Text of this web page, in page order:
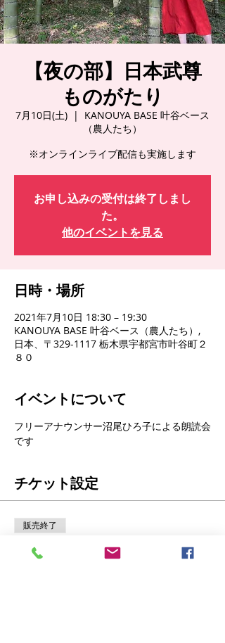
【夜の部】日本武尊
ものがたり
7月10日(土)
  |
KANOUYA BASE 叶谷ベース
（農人たち）
※オンラインライブ配信も実施します
お申し込みの受付は終了しまし
た。
他のイベントを見る
日時・場所
2021年7月10日 18:30 – 19:30
KANOUYA BASE 叶谷ベース（農人たち）,
日本、〒329-1117 栃木県宇都宮市叶谷町２
８０
イベントについて
フリーアナウンサー沼尾ひろ子による朗読会
です
チケット設定
販売終了
チケットの種類